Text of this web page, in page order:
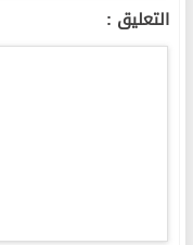
التعليق :